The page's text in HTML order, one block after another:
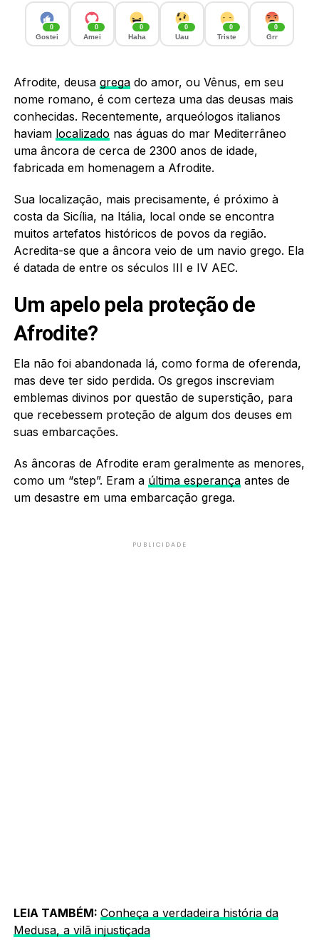
0
Gostei
0
Amei
0
Haha
0
Uau
0
Triste
0
Grr
Afrodite, deusa gregado amor, ou Vênus, em seu
nome romano, é com certeza uma das deusas mais
conhecidas. Recentemente, arqueólogos italianos
haviam localizado nas águas do mar Mediterrâneo
uma âncora de cerca de 2300 anos de idade,
fabricada em homenagem a Afrodite.
Sua localização, mais precisamente, é próximo à
costa da Sicília, na Itália, local onde se encontra
muitos artefatos históricos de povos da região.
Acredita-se que a âncora veio de um navio grego. Ela
é datada de entre os séculos III e IV AEC.
Um apelo pela proteção de
Afrodite?
Ela não foi abandonada lá, como forma de oferenda,
mas deve ter sido perdida. Os gregos inscreviam
emblemas divinos por questão de superstição, para
que recebessem proteção de algum dos deuses em
suas embarcações.
As âncoras de Afrodite eram geralmente as menores,
como um “step”. Eram a última esperançaantes de
um desastre em uma embarcação grega.
PUBLICIDADE
LEIA TAMBÉM: Conheça a verdadeira história da
Medusa, a vilã injustiçada